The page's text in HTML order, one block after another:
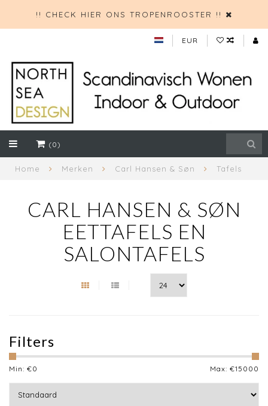
!! CHECK HIER ONS TROPENROOSTER !!
EUR
(0)
Home Merken Carl Hansen & Søn Tafels
CARL HANSEN & SØN
EETTAFELS EN
SALONTAFELS
Filters
Min: €0 Max: €15000